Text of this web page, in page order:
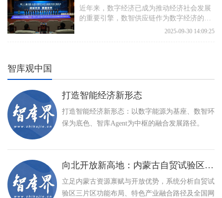
近年来，数字经济已成为推动经济社会发展
的重要引擎，数智供应链作为数字经济的重
要组成部分，正逐渐成为提升企业核心竞争
2025-09-30 14:09:25
智库观中国
打造智能经济新形态
打造智能经济新形态：以数字能源为基座、数智环
保为底色、智库Agent为中枢的融合发展路径。
向北开放新高地：内蒙古自贸试验区建设与特色产业高质量发展路径
立足内蒙古资源禀赋与开放优势，系统分析自贸试
验区三片区功能布局、特色产业融合路径及全国网